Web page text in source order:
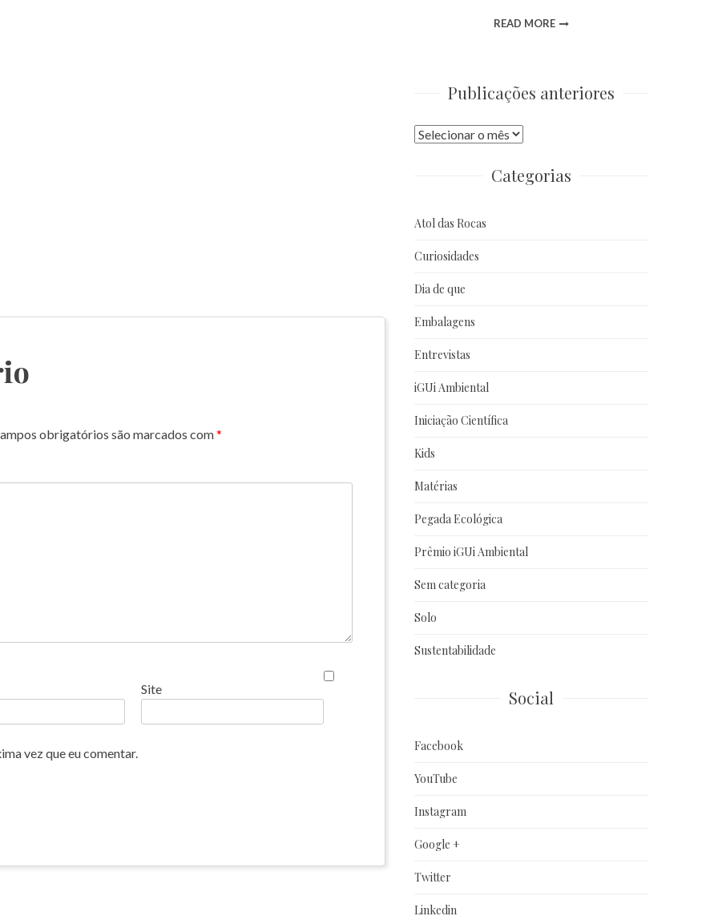
obrigatórios são marcados com*
Site
vez que eu comentar.
READ MORE
Publicações anteriores
Publicações
Categorias
Atol das Rocas
Curiosidades
Dia de que
Embalagens
Entrevistas
iGUi Ambiental
Iniciação Científica
Kids
Matérias
Pegada Ecológica
Prêmio iGUi Ambiental
Sem categoria
Solo
Sustentabilidade
Social
Facebook
YouTube
Instagram
Google +
Twitter
Linkedin